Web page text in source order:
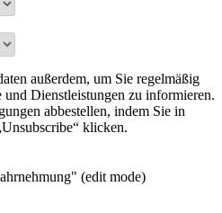
außerdem, um Sie regelmäßig
Dienstleistungen zu informieren.
abbestellen, indem Sie in
klicken.
(edit mode)